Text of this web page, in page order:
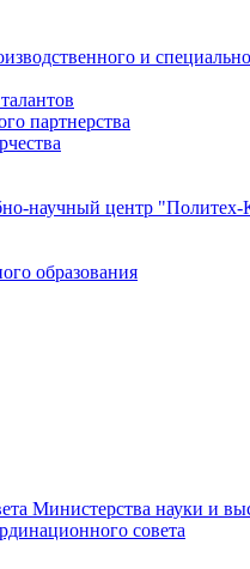
и
партнерства
научный центр
образования
Министерства науки и
совета